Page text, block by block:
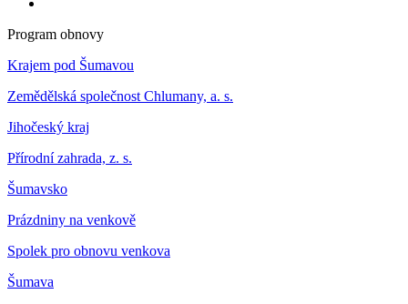
Program obnovy
Krajem pod Šumavou
Zemědělská společnost Chlumany, a. s.
Jihočeský kraj
Přírodní zahrada, z. s.
Šumavsko
Prázdniny na venkově
Spolek pro obnovu venkova
Šumava